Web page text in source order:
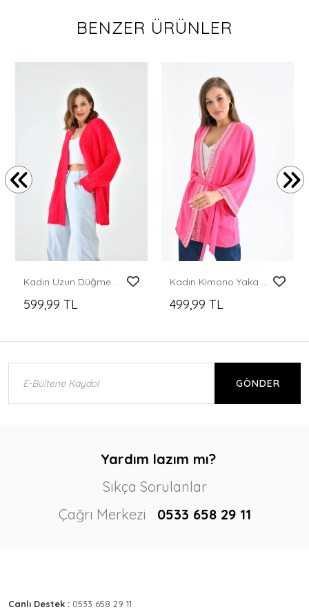
BENZER ÜRÜNLER
Kadın Uzun Düğmesiz Triko Ceket
599,99 TL
Kadın Kimono Yaka Desenli Kimono Kadın Ceket Fuşya - 23126
499,99 TL
GÖNDER
Yardım lazım mı?
Sıkça Sorulanlar
Çağrı Merkezi
0533 658 29 11
Canlı Destek : 0533 658 29 11